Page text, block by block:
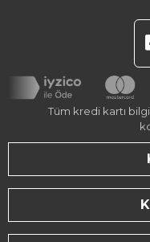
Tüm kredi kartı